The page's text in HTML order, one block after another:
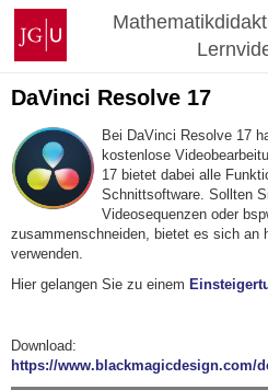
Zum
Inhalt
springen
Johannes
Gutenberg-
Universität
Mainz
DaVinci Resolve 17
Bei DaVinci Resolve 17
kostenlose
17 bietet dabei alle
Schnittsoftware. Sollten
Videosequenzen oder
zusammenschneiden, bietet es sich an
verwenden.
Hier gelangen Sie zu einem
Download:
https://www.blackmagicdesign.com/